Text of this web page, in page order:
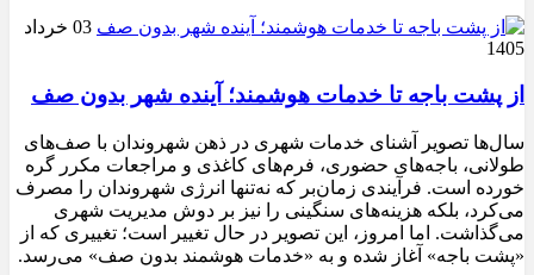
03 خرداد
1405
از پشت باجه تا خدمات هوشمند؛ آینده شهر بدون صف
سال‌ها تصویر آشنای خدمات شهری در ذهن شهروندان با صف‌های
طولانی، باجه‌های حضوری، فرم‌های کاغذی و مراجعات مکرر گره
خورده است. فرآیندی زمان‌بر که نه‌تنها انرژی شهروندان را مصرف
می‌کرد، بلکه هزینه‌های سنگینی را نیز بر دوش مدیریت شهری
می‌گذاشت. اما امروز، این تصویر در حال تغییر است؛ تغییری که از
«پشت باجه» آغاز شده و به «خدمات هوشمند بدون صف» می‌رسد.